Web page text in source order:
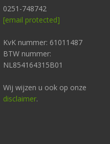
0251-748742
[email protected]
KvK nummer: 61011487
BTW nummer:
NL854164315B01
Wij wijzen u ook op onze
disclaimer.